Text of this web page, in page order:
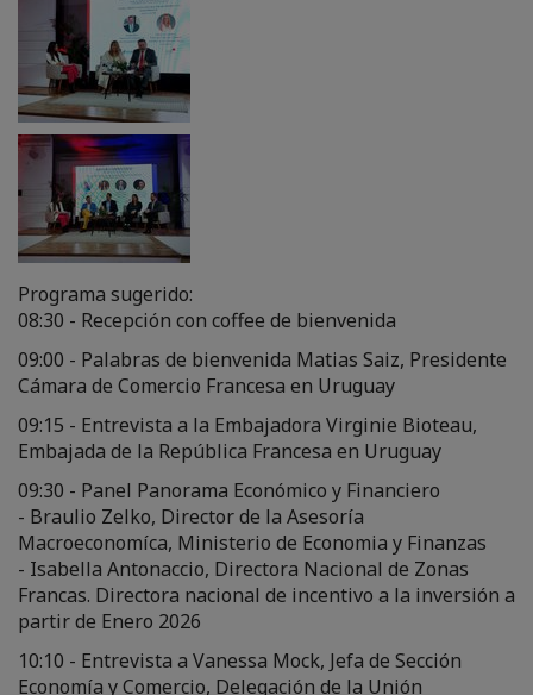
Programa sugerido:
08:30 - Recepción con coffee de bienvenida
09:00 - Palabras de bienvenida Matias Saiz, Presidente
Cámara de Comercio Francesa en Uruguay
09:15 - Entrevista a la Embajadora Virginie Bioteau,
Embajada de la República Francesa en Uruguay
09:30 - Panel Panorama Económico y Financiero
- Braulio Zelko, Director de la Asesoría
Macroeconomíca, Ministerio de Economia y Finanzas
- Isabella Antonaccio, Directora Nacional de Zonas
Francas. Directora nacional de incentivo a la inversión a
partir de Enero 2026
10:10 - Entrevista a Vanessa Mock, Jefa de Sección
Economía y Comercio, Delegación de la Unión